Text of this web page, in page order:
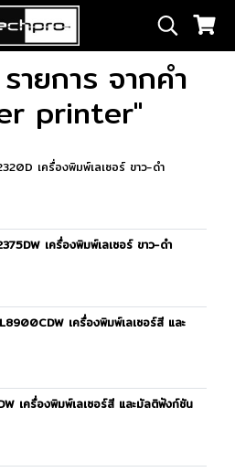
ยการ จากคำ
printer"
เครื่องพิมพ์เลเซอร์ ขาว-ดำ
เครื่องพิมพ์เลเซอร์ ขาว-ดำ
เครื่องพิมพ์เลเซอร์สี และ
เครื่องพิมพ์เลเซอร์สี และมัลติฟังก์ชัน